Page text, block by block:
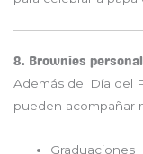
8. Brownies
Además del Día del
pueden acompañar
Graduaciones